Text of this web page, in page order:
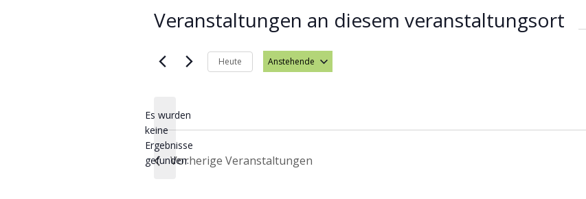
Veranstaltungen an diesem veranstaltungsort
Hinweis
Es wurden
keine
Ergebnisse
gefunden.
Heute Anstehende
Vorherige Veranstaltungen